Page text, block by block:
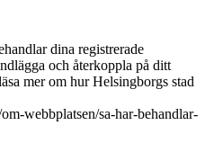
dina registrerade
och återkoppla på ditt
mer om hur Helsingborgs stad
webbplatsen/sa-har-behandlar-